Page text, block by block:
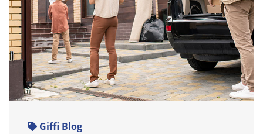
Giffi Blog